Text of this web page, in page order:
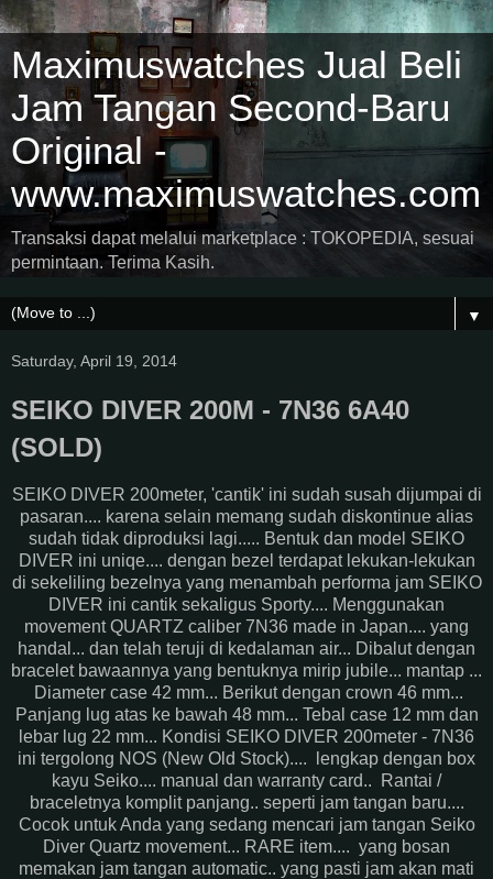
Maximuswatches Jual Beli
Jam Tangan Second-Baru
Original -
www.maximuswatches.com
Transaksi dapat melalui marketplace : TOKOPEDIA, sesuai
permintaan. Terima Kasih.
▼
Saturday, April 19, 2014
SEIKO DIVER 200M - 7N36 6A40
(SOLD)
SEIKO DIVER 200meter, 'cantik' ini sudah susah dijumpai di
pasaran.... karena selain memang sudah diskontinue alias
sudah tidak diproduksi lagi..... Bentuk dan model SEIKO
DIVER ini uniqe.... dengan bezel terdapat lekukan-lekukan
di sekeliling bezelnya yang menambah performa jam SEIKO
DIVER ini cantik sekaligus Sporty.... Menggunakan
movement QUARTZ caliber 7N36 made in Japan.... yang
handal... dan telah teruji di kedalaman air... Dibalut dengan
bracelet bawaannya yang bentuknya mirip jubile... mantap ...
Diameter case 42 mm... Berikut dengan crown 46 mm...
Panjang lug atas ke bawah 48 mm... Tebal case 12 mm dan
lebar lug 22 mm... Kondisi SEIKO DIVER 200meter - 7N36
ini tergolong NOS (New Old Stock).... lengkap dengan box
kayu Seiko.... manual dan warranty card.. Rantai /
braceletnya komplit panjang.. seperti jam tangan baru....
Cocok untuk Anda yang sedang mencari jam tangan Seiko
Diver Quartz movement... RARE item.... yang bosan
memakan jam tangan automatic.. yang pasti jam akan mati